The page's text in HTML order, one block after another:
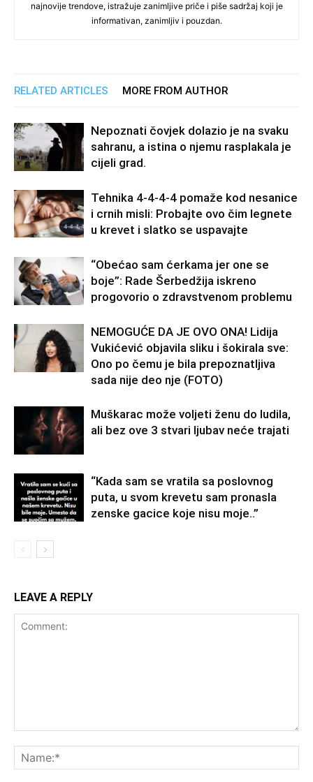
najnovije trendove, istražuje zanimljive priče i piše sadržaj koji je
informativan, zanimljiv i pouzdan.
RELATED ARTICLES MORE FROM AUTHOR
Nepoznati čovjek dolazio je na svaku
sahranu, a istina o njemu rasplakala je
cijeli grad.
Tehnika 4-4-4-4 pomaže kod nesanice
i crnih misli: Probajte ovo čim legnete
u krevet i slatko se uspavajte
“Obećao sam ćerkama jer one se
boje”: Rade Šerbedžija iskreno
progovorio o zdravstvenom problemu
NEMOGUĆE DA JE OVO ONA! Lidija
Vukićević objavila sliku i šokirala sve:
Ono po čemu je bila prepoznatljiva
sada nije deo nje (FOTO)
Muškarac može voljeti ženu do ludila,
ali bez ove 3 stvari ljubav neće trajati
“Kada sam se vratila sa poslovnog
puta, u svom krevetu sam pronasla
zenske gacice koje nisu moje..”
LEAVE A REPLY